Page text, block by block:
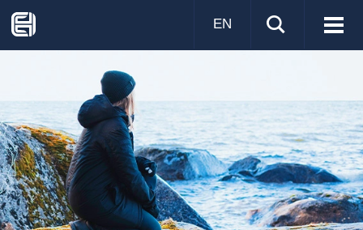
Visa
EN